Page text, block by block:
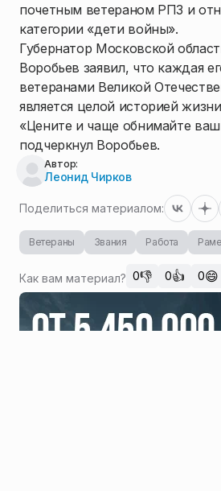
почетным ветераном РПЗ и
категории «дети войны».
Губернатор Московской
Воробьев заявил, что каждая
ветеранами Великой
является целой историей
«Цените и чаще обнимайте
подчеркнул Воробьев.
Автор:
Леонид Чирков
Поделиться материалом:
Ветераны Звания Работа
Как вам материал? 0👎 0👍 0😄